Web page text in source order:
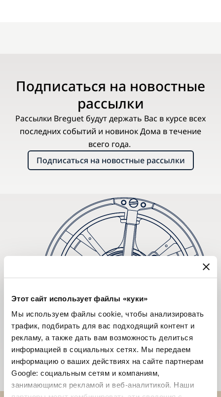
Этот сайт использует файлы «куки»
Мы используем файлы cookie, чтобы анализировать
трафик, подбирать для вас подходящий контент и
рекламу, а также дать вам возможность делиться
информацией в социальных сетях. Мы передаем
информацию о ваших действиях на сайте партнерам
Google: социальным сетям и компаниям,
занимающимся рекламой и веб-аналитикой. Наши
Подписаться на новостные
рассылки
Рассылки Breguet будут держать Вас в курсе всех
последних событий и новинок Дома в течение
всего года.
Подписаться на новостные рассылки